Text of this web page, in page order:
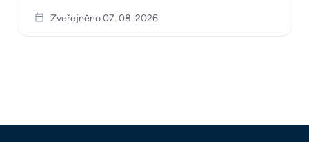
Zveřejněno 07. 08. 2026